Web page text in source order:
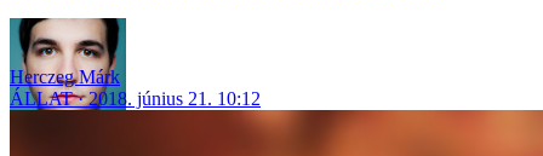
Herczeg Márk
ÁLLAT
2018. június 21. 10:12